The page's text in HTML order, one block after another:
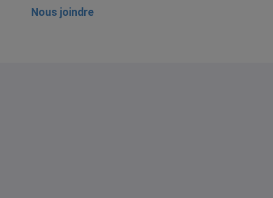
Nous joindre